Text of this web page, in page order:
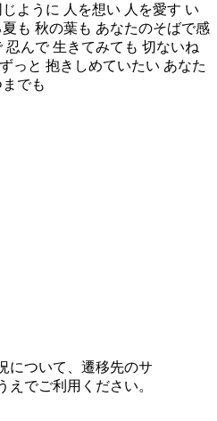
ように 人を想い 人を愛す い
も 秋の葉も あなたのそばで感
忍んで 生きてみても 切ないね
っと 抱きしめていたい あなた
でも
について、遷移先のサ
えでご利用ください。